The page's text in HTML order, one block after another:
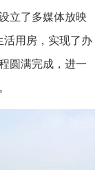
立了多媒体放映
活用房，实现了办
圆满完成，进一